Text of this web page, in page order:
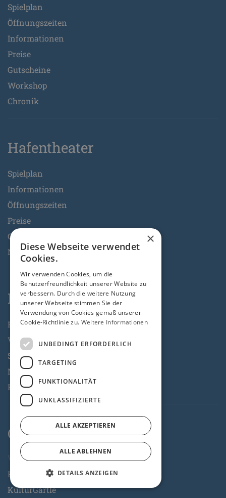
Spielplan
Öffnungszeiten
Informationen
Preise
Gutscheine
Workshop
Chronik
Hafentheater
Spielplan
Informationen
Öffnungszeiten
Preise
Gutscheine
Neueröffnung
KulturKlub
Programm
Veranstaltungsreihen
Singer Songwriter Contest
No Restrictions
Raum für Vielfalt
Gastronomie
Valentin-Becker-Straße
Hausbar
KulturGärtle
×
Diese Webseite verwendet
Cookies.
Wir verwenden Cookies, um die
Benutzerfreundlichkeit unserer Website zu
verbessern. Durch die weitere Nutzung
unserer Webseite stimmen Sie der
Verwendung von Cookies gemäß unserer
Cookie-Richtlinie zu. Weitere Informationen
UNBEDINGT ERFORDERLICH
TARGETING
FUNKTIONALITÄT
UNKLASSIFIZIERTE
ALLE AKZEPTIEREN
ALLE ABLEHNEN
DETAILS ANZEIGEN